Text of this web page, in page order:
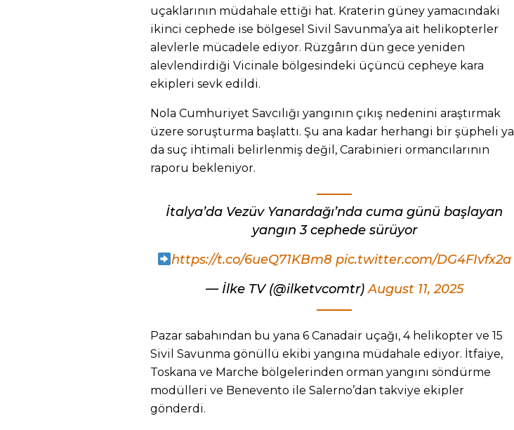
uçaklarının müdahale ettiği hat. Kraterin güney yamacındaki
ikinci cephede ise bölgesel Sivil Savunma’ya ait helikopterler
alevlerle mücadele ediyor. Rüzgârın dün gece yeniden
alevlendirdiği Vicinale bölgesindeki üçüncü cepheye kara
ekipleri sevk edildi.
Nola Cumhuriyet Savcılığı yangının çıkış nedenini araştırmak
üzere soruşturma başlattı. Şu ana kadar herhangi bir şüpheli ya
da suç ihtimali belirlenmiş değil, Carabinieri ormancılarının
raporu bekleniyor.
İtalya’da Vezüv Yanardağı’nda cuma günü başlayan
yangın 3 cephede sürüyor
https://t.co/6ueQ71KBm8 pic.twitter.com/DG4FIvfx2a
— İlke TV (@ilketvcomtr)August 11, 2025
Pazar sabahından bu yana 6 Canadair uçağı, 4 helikopter ve 15
Sivil Savunma gönüllü ekibi yangına müdahale ediyor. İtfaiye,
Toskana ve Marche bölgelerinden orman yangını söndürme
modülleri ve Benevento ile Salerno’dan takviye ekipler
gönderdi.